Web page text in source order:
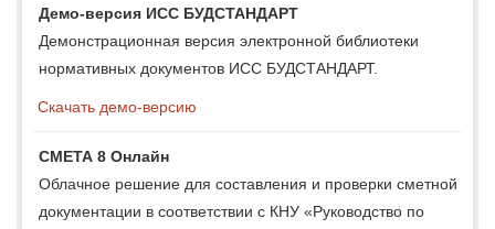
Демо-версия ИСС БУДСТАНДАРТ
Демонстрационная версия электронной библиотеки
нормативных документов ИСС БУДСТАНДАРТ.
Скачать демо-версию
СМЕТА 8 Онлайн
Облачное решение для составления и проверки сметной
документации в соответствии с КНУ «Руководство по